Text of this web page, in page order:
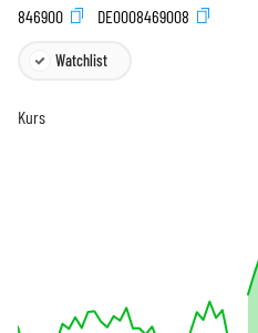
846900 DE0008469008
Watchlist
Kurs